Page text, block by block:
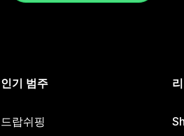
인기 범주
드랍쉬핑